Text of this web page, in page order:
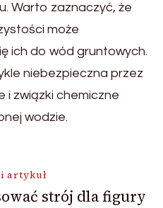
Warto zaznaczyć, że
może
ich do wód gruntowych.
niebezpieczna przez
związki chemiczne
wodzie.
artykuł
strój dla figury